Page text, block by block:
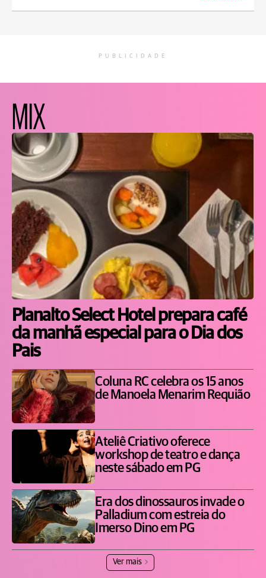
PUBLICIDADE
MIX
Planalto Select Hotel prepara café
da manhã especial para o Dia dos
Pais
Coluna RC celebra os 15 anos
de Manoela Menarim Requião
Ateliê Criativo oferece
workshop de teatro e dança
neste sábado em PG
Era dos dinossauros invade o
Palladium com estreia do
Imerso Dino em PG
Ver mais